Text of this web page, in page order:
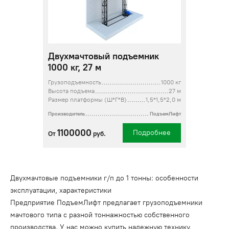
Двухмачтовый подъемник
1000 кг, 27 м
Грузоподъемность
1000 кг
Высота подъема
27 м
Размер платформы (Ш*Г*В)
1,5*1,5*2,0 м
Производитель ПодъемЛифт
От 1100000 руб. Подробнее
Двухмачтовые подъемники г/п до 1 тонны: особенности
эксплуатации, характеристики
Предприятие ПодъемЛифт предлагает грузоподъемники
мачтового типа с разной тоннажностью собственного
производства. У нас можно купить надежную технику,